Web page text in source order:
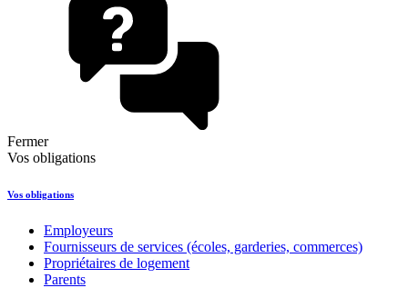
Fermer
Vos obligations
Vos obligations
Employeurs
Fournisseurs de services (écoles, garderies, commerces)
Propriétaires de logement
Parents